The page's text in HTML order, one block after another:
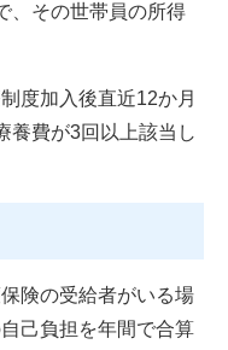
その世帯員の所得
度加入後直近12か月
養費が3回以上該当し
険の受給者がいる場
己負担を年間で合算